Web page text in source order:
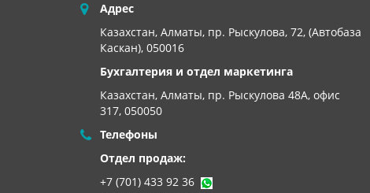
Адрес
Казахстан, Алматы, пр. Рыскулова, 72, (Автобаза
Каскан), 050016
Бухгалтерия и отдел маркетинга
Казахстан, Алматы, пр. Рыскулова 48А, офис
317, 050050
Телефоны
Отдел продаж:
+7 (701) 433 92 36